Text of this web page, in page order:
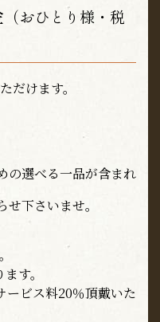
（おひとり様・税
だけます。
の選べる一品が含まれ
下さいませ。
す。
ビス料20％頂戴いた